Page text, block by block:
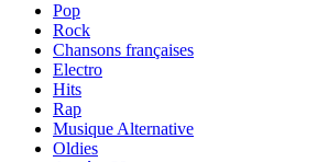
Pop
Rock
Chansons françaises
Electro
Hits
Rap
Musique Alternative
Oldies